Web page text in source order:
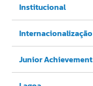
Institucional
Internacionalização
Junior Achievement